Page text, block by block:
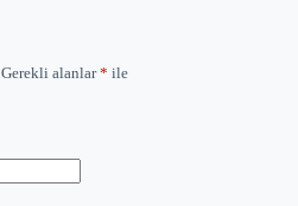
Gerekli alanlar* ile